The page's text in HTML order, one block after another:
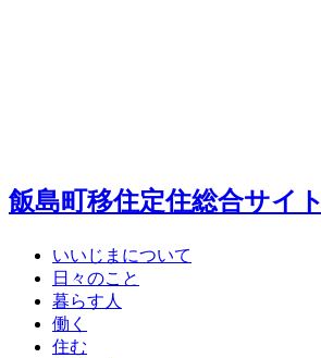
飯島町移住定住総合サイト
いいじまについて
日々のこと
暮らす人
働く
住む